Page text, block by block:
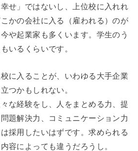
幸せ」ではないし、上位校に入れれ
かの会社に入る（雇われる）のが
や起業家も多くいます。学生のう
いるくらいです。
に入ることが、いわゆる大手企業
つかもしれない。
な経験をし、人をまとめる力、提
題解決力、コミュニケーション力
採用したいはずです。求められる
容によっても違うだろうし。